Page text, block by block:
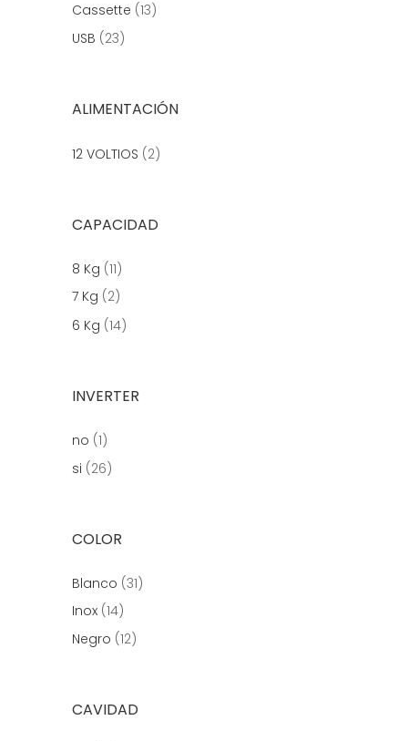
Cassette (13)
USB (23)
ALIMENTACIÓN
12 VOLTIOS (2)
CAPACIDAD
8 Kg (11)
7 Kg (2)
6 Kg (14)
INVERTER
no (1)
si (26)
COLOR
Blanco (31)
Inox (14)
Negro (12)
CAVIDAD